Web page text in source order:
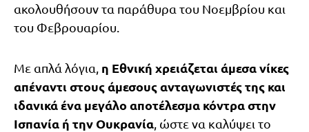
ακολουθήσουν τα παράθυρα του Νοεμβρίου και
του Φεβρουαρίου.
Με απλά λόγια, η Εθνική χρειάζεται άμεσα νίκες
απέναντι στους άμεσους ανταγωνιστές της και
ιδανικά ένα μεγάλο αποτέλεσμα κόντρα στην
Ισπανία ή την Ουκρανία , ώστε να καλύψει το